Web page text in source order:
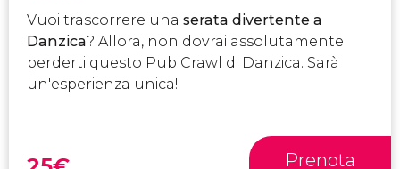
Vuoi trascorrere una serata divertente a
Danzica? Allora, non dovrai assolutamente
perderti questo Pub Crawl di Danzica. Sarà
un'esperienza unica!
Prenota